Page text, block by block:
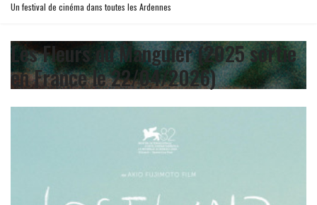
Un festival de cinéma dans toutes les Ardennes
Les Fleurs du Manguier (2025 sortie
en France le 22/04/2026)